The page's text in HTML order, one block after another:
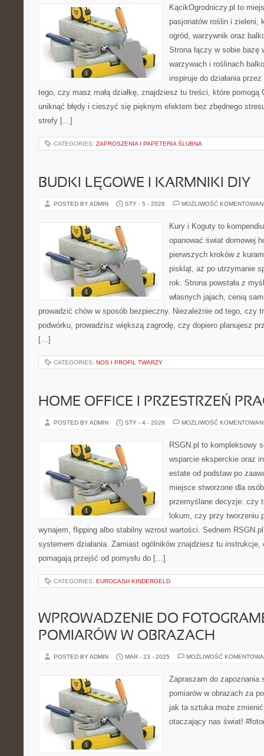
KącikOgrodniczy.pl to
pasjonatów roślin i zieleni,
ogród, warzywnik oraz
Strona łączy w sobie bazę
warzywach i roślinach
inspiruje do działania
tego, czy masz małą działkę, znajdziesz tu treści, które pomogą
uniknąć błędy i cieszyć się pięknym efektem bez zbędnego
strefy […]
CATEGORIES: ZAPROSZENIA I PAPETERIA ŚLUBNA
BUDKI LĘGOWE I KARMNIKI DIY
POSTED BY ADMIN STY - 5 - 2026 MOŻLIWOŚĆ
Kury i Koguty to
opanować świat domowej
pierwszych kroków z
piskląt, aż po utrzymanie
rok. Strona powstała z
własnych jajach, cenią
prowadzić chów w sposób bezpieczny. Niezależnie od tego, czy
podwórku, prowadzisz większą zagrodę, czy dopiero planujesz
[…]
CATEGORIES: NOS I PROFIL TWARZY
HOME OFFICE I PRZESTRZEŃ
POSTED BY ADMIN STY - 4 - 2026 MOŻLIWOŚĆ
RSGN.pl to kompleksowy
wsparcie eksperckie oraz
estate od podstaw po
miejsce stworzone dla
przemyślane decyzje: czy
lokum, czy przy tworzeniu
wynajem, flipping albo stabilny wzrost wartości. Sednem
systemem działania. Zamiast ogólników znajdziesz tu
pomagają przejść od pomysłu do […]
CATEGORIES: EUROCASH KINDERGELD
WPROWADZENIE DO
POMIARÓW W OBRAZACH
POSTED BY ADMIN MAR - 23 - 2025 MOŻLIWOŚĆ
Zapraszam do
pomiarów w obrazach za
jak ta sztuka może
otaczający nas świat!